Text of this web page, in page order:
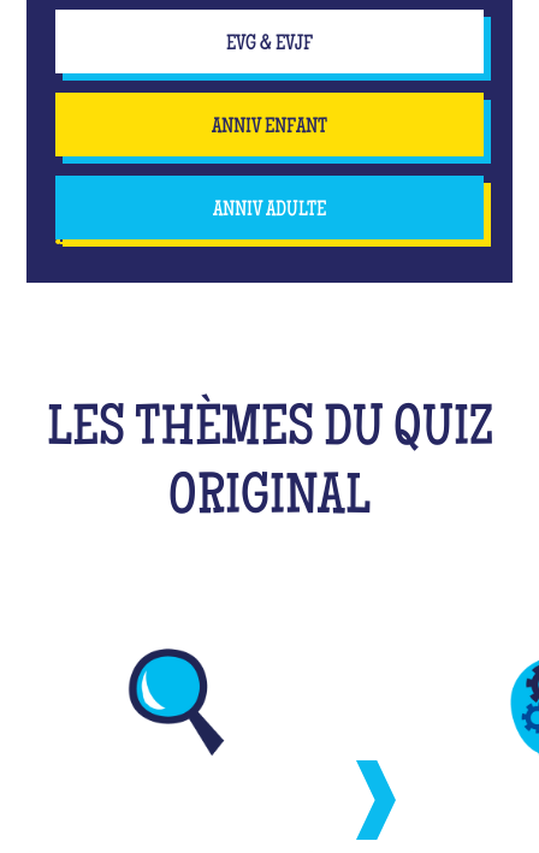
EVG & EVJF
ANNIV ENFANT
ANNIV ADULTE
LES THÈMES DU QUIZ
ORIGINAL